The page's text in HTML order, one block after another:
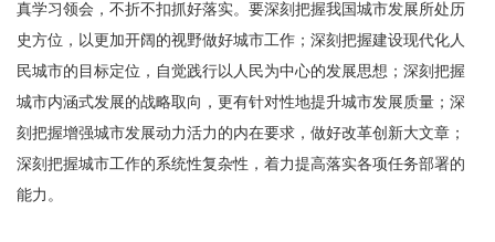
真学习领会，不折不扣抓好落实。要深刻把握我国城市发展所处历
史方位，以更加开阔的视野做好城市工作；深刻把握建设现代化人
民城市的目标定位，自觉践行以人民为中心的发展思想；深刻把握
城市内涵式发展的战略取向，更有针对性地提升城市发展质量；深
刻把握增强城市发展动力活力的内在要求，做好改革创新大文章；
深刻把握城市工作的系统性复杂性，着力提高落实各项任务部署的
能力。